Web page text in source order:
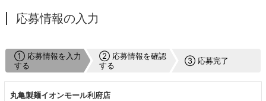
応募情報の入力
① 応募情報を入力
する
② 応募情報を確認
する
③ 応募完了
丸亀製麺イオンモール利府店